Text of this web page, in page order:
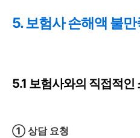
5. 보험사 손해액 불만
5.1 보험사와의 직접적인
① 상담 요청